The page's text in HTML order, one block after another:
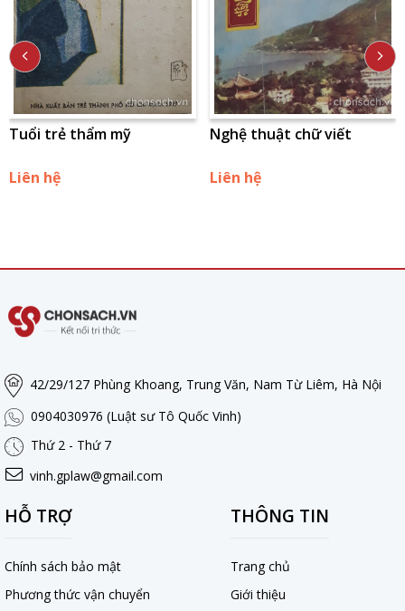
Tuổi trẻ thẩm mỹ
Liên hệ
Nghệ thuật chữ viết
Liên hệ
42/29/127 Phùng Khoang, Trung Văn, Nam Từ Liêm, Hà Nội
0904030976 (Luật sư Tô Quốc Vinh)
Thứ 2 - Thứ 7
vinh.gplaw@gmail.com
HỖ TRỢ
Chính sách bảo mật
Phương thức vận chuyển
THÔNG TIN
Trang chủ
Giới thiệu